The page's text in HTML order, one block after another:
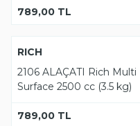
789,00 TL
Tükendi
YENI
RICH
2106 ALAÇATI Rich Multi
Surface 2500 cc (3.5 kg)
789,00 TL